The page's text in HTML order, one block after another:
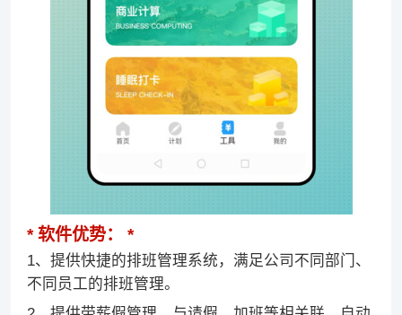
软件优势：
1、提供快捷的排班管理系统，满足公司不同部门、
不同员工的排班管理。